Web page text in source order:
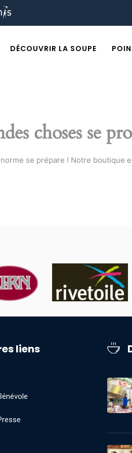
DÉCOUVRIR LA SOUPE
choses se
se prépare ! Notre boutique
liens